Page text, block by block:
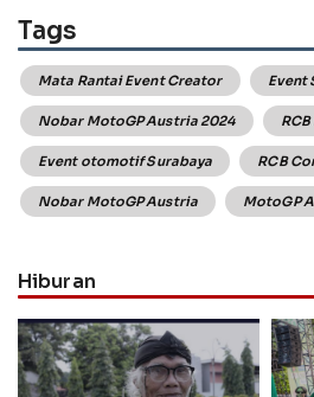
Tags
Mata Rantai Event Creator Event
Nobar MotoGP Austria 2024
Event otomotif Surabaya RCB
Nobar MotoGP Austria MotoGP
Hiburan